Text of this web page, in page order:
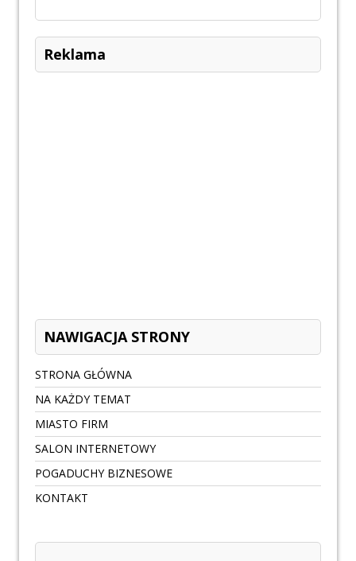
Reklama
NAWIGACJA STRONY
STRONA GŁÓWNA
NA KAŻDY TEMAT
MIASTO FIRM
SALON INTERNETOWY
POGADUCHY BIZNESOWE
KONTAKT